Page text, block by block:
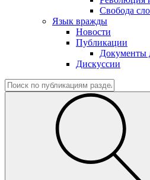
Свобода
Язык вражды
Новости
Публикации
Документы
Дискуссии